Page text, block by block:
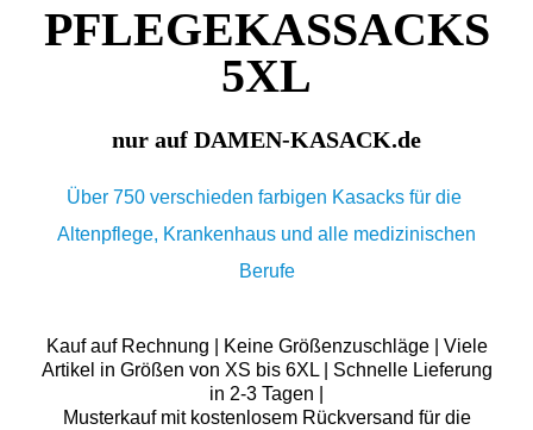
PFLEGEKASSACKS
5XL
nur auf DAMEN-KASACK.de
Über 750 verschieden farbigen Kasacks für die
Altenpflege, Krankenhaus und alle medizinischen
Berufe
Kauf auf Rechnung | Keine Größenzuschläge | Viele
Artikel in Größen von XS bis 6XL | Schnelle Lieferung
in 2-3 Tagen |
Musterkauf mit kostenlosem Rückversand für die